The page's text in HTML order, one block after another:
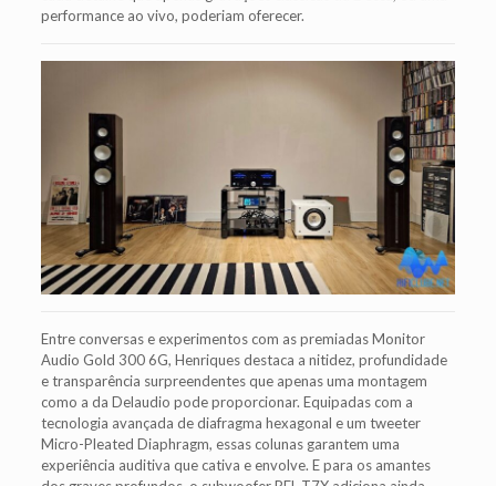
performance ao vivo, poderiam oferecer.
Entre conversas e experimentos com as premiadas Monitor
Audio Gold 300 6G, Henriques destaca a nitidez, profundidade
e transparência surpreendentes que apenas uma montagem
como a da Delaudio pode proporcionar. Equipadas com a
tecnologia avançada de diafragma hexagonal e um tweeter
Micro-Pleated Diaphragm, essas colunas garantem uma
experiência auditiva que cativa e envolve. E para os amantes